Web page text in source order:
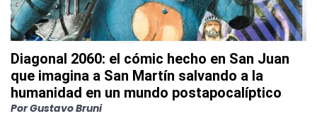
Diagonal 2060: el cómic hecho en San Juan
que imagina a San Martín salvando a la
humanidad en un mundo postapocalíptico
PorGustavo Bruni